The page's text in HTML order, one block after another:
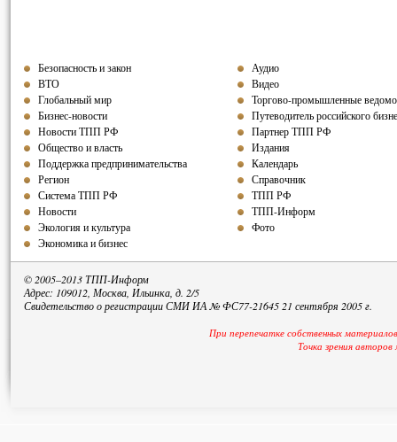
Безопасность и закон
ВТО
Глобальный мир
Бизнес-новости
Новости ТПП РФ
Общество и власть
Поддержка предпринимательства
Регион
Система ТПП РФ
Новости
Экология и культура
Экономика и бизнес
Аудио
Видео
Торгово-промышленные
Путеводитель российского
Партнер ТПП РФ
Издания
Календарь
Справочник
ТПП РФ
ТПП-Информ
Фото
© 2005–2013 ТПП-Информ
Адрес: 109012, Москва, Ильинка, д. 2/5
Свидетельство о регистрации СМИ ИА № ФС77-21645 21 сентября 2005 г.
При перепечатке собственных
Точка зрения